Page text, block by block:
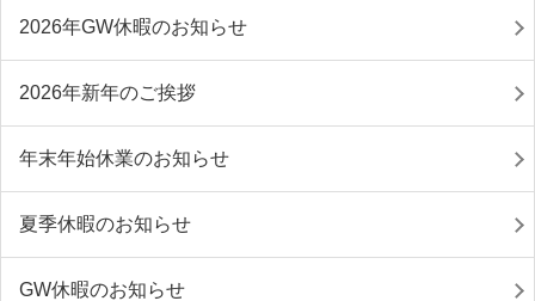
2026年GW休暇のお知らせ
2026年新年のご挨拶
年末年始休業のお知らせ
夏季休暇のお知らせ
GW休暇のお知らせ